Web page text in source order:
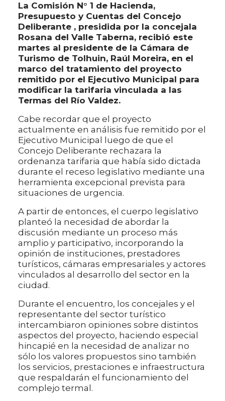
La Comisión N° 1 de Hacienda,
Presupuesto y Cuentas del Concejo
Deliberante , presidida por la concejala
Rosana del Valle Taberna, recibió este
martes al presidente de la Cámara de
Turismo de Tolhuin, Raúl Moreira, en el
marco del tratamiento del proyecto
remitido por el Ejecutivo Municipal para
modificar la tarifaria vinculada a las
Termas del Río Valdez.
Cabe recordar que el proyecto
actualmente en análisis fue remitido por el
Ejecutivo Municipal luego de que el
Concejo Deliberante rechazara la
ordenanza tarifaria que había sido dictada
durante el receso legislativo mediante una
herramienta excepcional prevista para
situaciones de urgencia.
A partir de entonces, el cuerpo legislativo
planteó la necesidad de abordar la
discusión mediante un proceso más
amplio y participativo, incorporando la
opinión de instituciones, prestadores
turísticos, cámaras empresariales y actores
vinculados al desarrollo del sector en la
ciudad.
Durante el encuentro, los concejales y el
representante del sector turístico
intercambiaron opiniones sobre distintos
aspectos del proyecto, haciendo especial
hincapié en la necesidad de analizar no
sólo los valores propuestos sino también
los servicios, prestaciones e infraestructura
que respaldarán el funcionamiento del
complejo termal.